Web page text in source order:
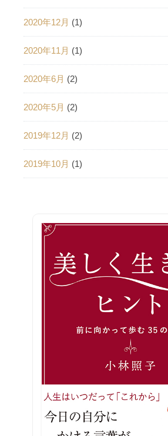
2020年12月 (1)
2020年11月 (1)
2020年6月 (2)
2020年5月 (2)
2019年12月 (2)
2019年10月 (1)